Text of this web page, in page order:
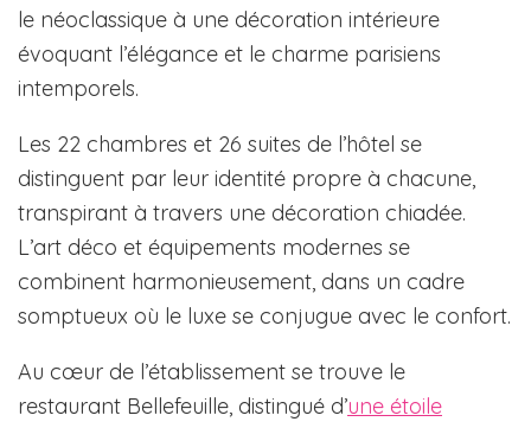
le néoclassique à une décoration intérieure
évoquant l’élégance et le charme parisiens
intemporels.
Les 22 chambres et 26 suites de l’hôtel se
distinguent par leur identité propre à chacune,
transpirant à travers une décoration chiadée.
L’art déco et équipements modernes se
combinent harmonieusement, dans un cadre
somptueux où le luxe se conjugue avec le confort.
Au cœur de l’établissement se trouve le
restaurant Bellefeuille, distingué d’une étoile